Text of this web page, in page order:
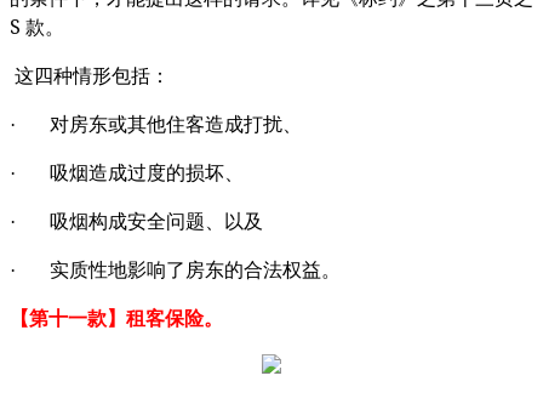
S 款。
这四种情形包括：
· 对房东或其他住客造成打扰、
· 吸烟造成过度的损坏、
· 吸烟构成安全问题、以及
· 实质性地影响了房东的合法权益。
【第十一款】租客保险。